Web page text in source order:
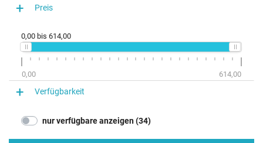
Preis
0,00 bis 614,00
0,00 614,00
Verfügbarkeit
nur verfügbare anzeigen (34)